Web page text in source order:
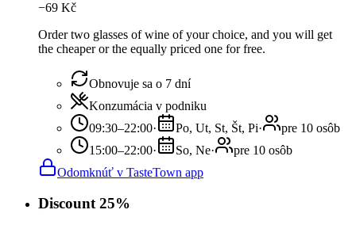
−69 Kč
Order two glasses of wine of your choice, and you will get
the cheaper or the equally priced one for free.
Obnovuje sa o 7 dní
Konzumácia v podniku
09:30–22:00· Po, Ut, St, Št, Pi·
pre 10 osôb
15:00–22:00· So, Ne·
pre 10 osôb
Odomknúť v TasteTown app
Discount 25%